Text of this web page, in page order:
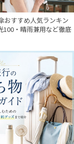
おすすめ人気ランキン
100・晴雨兼用など徹底